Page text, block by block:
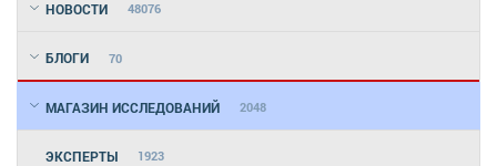
НОВОСТИ 48076
БЛОГИ 70
МАГАЗИН ИССЛЕДОВАНИЙ 2048
ЭКСПЕРТЫ 1923